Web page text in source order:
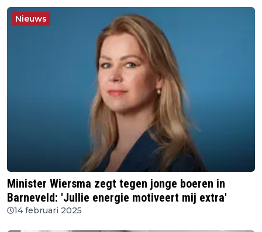
Nieuws
Minister Wiersma zegt tegen jonge boeren in
Barneveld: 'Jullie energie motiveert mij extra'
14 februari 2025